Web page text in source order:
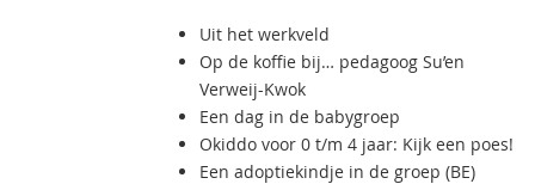
Uit het werkveld
Op de koffie bij… pedagoog Su’en
Verweij-Kwok
Een dag in de babygroep
Okiddo voor 0 t/m 4 jaar: Kijk een poes!
Een adoptiekindje in de groep (BE)